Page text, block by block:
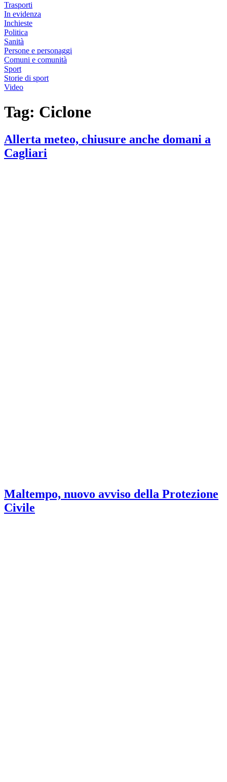
Trasporti
In evidenza
Inchieste
Politica
Sanità
Persone e personaggi
Comuni e comunità
Sport
Storie di sport
Video
Tag: Ciclone
Allerta meteo, chiusure anche domani a
Cagliari
Maltempo, nuovo avviso della Protezione
Civile